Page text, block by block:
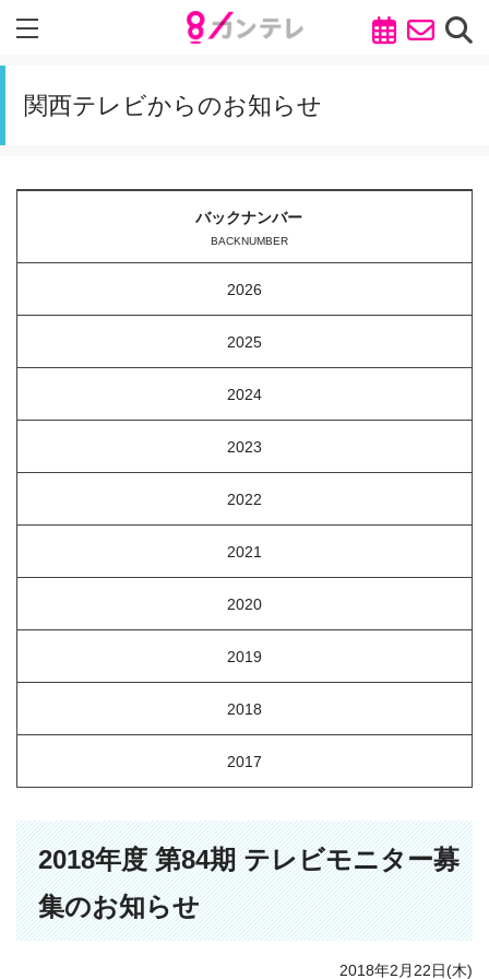
関西テレビからのお知らせ
2018年度 第84期 テレビモニター募
集のお知らせ
2018年2月22日(木)
バックナンバー
BACKNUMBER
2026
2025
2024
2023
2022
2021
2020
2019
2018
2017